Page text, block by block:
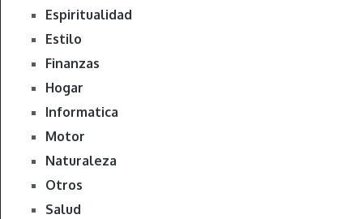
Espiritualidad
Estilo
Finanzas
Hogar
Informatica
Motor
Naturaleza
Otros
Salud